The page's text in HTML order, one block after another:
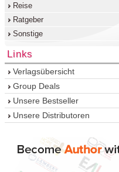
Reise
Ratgeber
Sonstige
Links
Verlagsübersicht
Group Deals
Unsere Bestseller
Unsere Distributoren